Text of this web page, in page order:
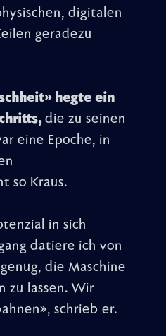
digitalen
geradezu
hegte ein
die zu seinen
eine Epoche, in
so Kraus.
in sich
datiere ich von
die Maschine
zu lassen. Wir
schrieb er.